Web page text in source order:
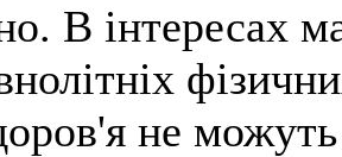
В інтересах
не